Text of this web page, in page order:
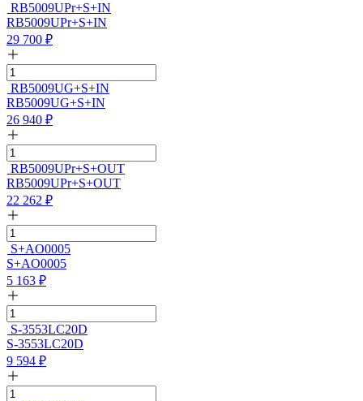
RB5009UPr+S+IN
RB5009UPr+S+IN
29 700 ₽
RB5009UG+S+IN
RB5009UG+S+IN
26 940 ₽
RB5009UPr+S+OUT
RB5009UPr+S+OUT
22 262 ₽
S+AO0005
S+AO0005
5 163 ₽
S-3553LC20D
S-3553LC20D
9 594 ₽